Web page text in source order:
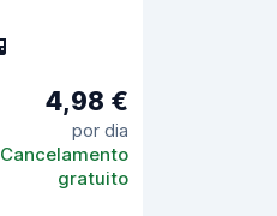
4,98 €
por dia
Cancelamento
gratuito